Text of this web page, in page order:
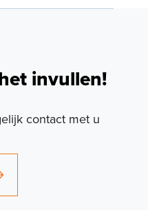
invullen!
contact met u